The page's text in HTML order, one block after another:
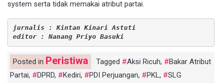
system serta tidak memakai atribut partai.
jurnalis : Kintan Kinari Astuti
editor : Nanang Priyo Basuki
Posted in Peristiwa Tagged Aksi Ricuh,
Bakar Atribut
Partai, DPRD, Kediri, PDI Perjuangan, PKL , SLG